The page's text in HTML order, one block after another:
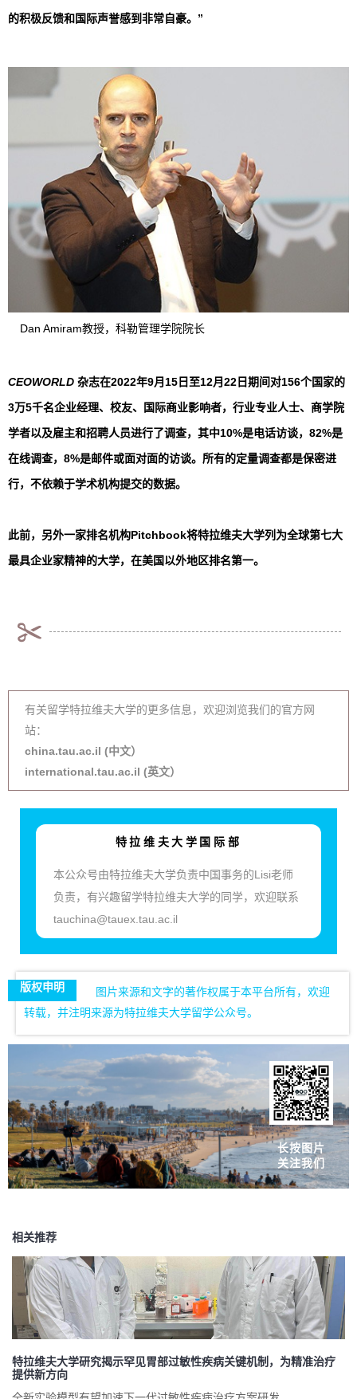
的积极反馈和国际声誉感到非常自豪。”
Dan Amiram教授，科勒管理学院院长
CEOWORLD 杂志在2022年9月15日至12月22日期间对156个国家的
3万5千名企业经理、校友、国际商业影响者，行业专业人士、商学院
学者以及雇主和招聘人员进行了调查，其中10%是电话访谈，82%是
在线调查，8%是邮件或面对面的访谈。所有的定量调查都是保密进
行，不依赖于学术机构提交的数据。
此前，另外一家排名机构Pitchbook将特拉维夫大学列为全球第七大
最具企业家精神的大学，在美国以外地区排名第一。
有关留学特拉维夫大学的更多信息，欢迎浏览我们的官方网
站：
china.tau.ac.il (中文）
international.tau.ac.il (英文）
特拉维夫大学国际部
本公众号由特拉维夫大学负责中国事务的Lisi老师
负责，有兴趣留学特拉维夫大学的同学，欢迎联系
tauchina@tauex.tau.ac.il
版权申明
图片来源和文字的著作权属于本平台所有，欢迎
转载，并注明来源为特拉维夫大学留学公众号。
长按图片
关注我们
相关推荐
特拉维夫大学研究揭示罕见胃部过敏性疾病关键机制，为精准治疗
提供新方向